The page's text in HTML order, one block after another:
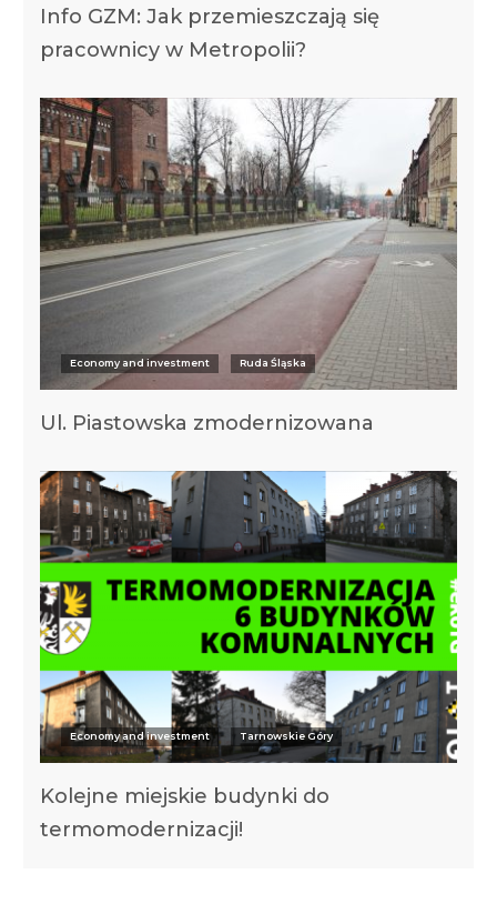
Info GZM: Jak przemieszczają się
pracownicy w Metropolii?
Economy and investment Ruda Śląska
Ul. Piastowska zmodernizowana
Economy and investment Tarnowskie Góry
Kolejne miejskie budynki do
termomodernizacji!